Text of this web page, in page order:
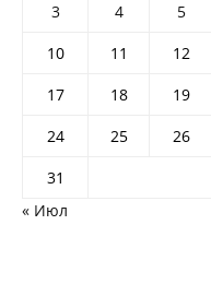
3
4 5
10
11 12
17
18 19
24
25 26
31
« Июл